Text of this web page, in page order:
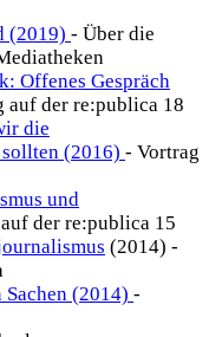
(2019) - Über die
Offenes Gespräch
auf der re:publica 18
die
(2016) - Vortrag
und
der re:publica 15
(2014) -
(2014) -